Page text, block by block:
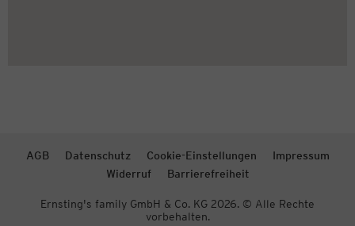
AGB Datenschutz Cookie-Einstellungen
Impressum
Widerruf
Barrierefreiheit
Ernsting's family GmbH & Co. KG 2026. © Alle Rechte
vorbehalten.